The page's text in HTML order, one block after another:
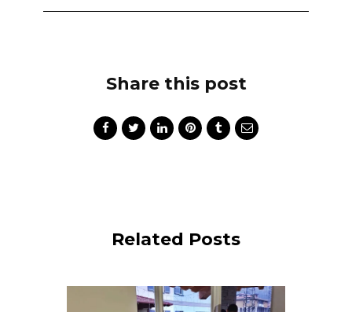
Share this post
Related Posts